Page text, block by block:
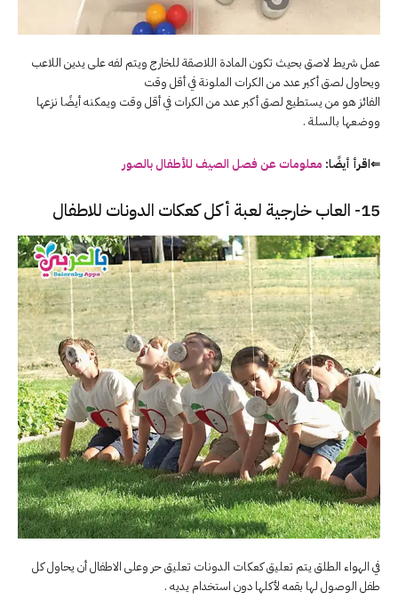
عمل شريط لاصق بحيث تكون المادة اللاصقة للخارج ويتم لفه على يدين اللاعب
ويحاول لصق أكبر عدد من الكرات الملونة في أقل وقت
الفائز هو من يستطيع لصق أكبر عدد من الكرات في أقل وقت ويمكنه أيضًا نزعها
ووضعها بالسلة .
⇐اقرأ أيضًا: معلومات عن فصل الصيف للأطفال بالصور
15- العاب خارجية لعبة أكل كعكات الدونات للاطفال
في الهواء الطلق يتم تعليق كعكات الدونات تعليق حر وعلى الاطفال أن يحاول كل
طفل الوصول لها بقمه لأكلها دون استخدام يديه .